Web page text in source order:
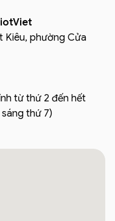
Kiêu, phường Cửa
từ thứ 2 đến hết
thứ 7)